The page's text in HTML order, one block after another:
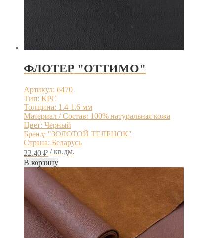
ФЛОТЕР "ОТТИМО"
Артикул: 6470
Тип: КРС
Толщина: 1.4-1.6 мм
Материал / Состав: 100% натуральная кожа
Цвет: Черный
Бренд: "ЗОЛОТОЙ ТЕЛЕНОК"
Страна: Беларусь
22.40 ₽ / кв.дм.
В корзину